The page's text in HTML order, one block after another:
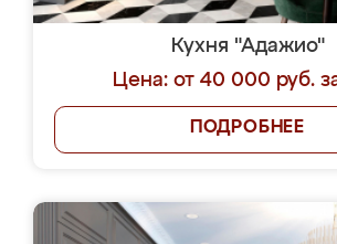
Кухня "Адажио"
Цена: от 40 000 руб.
ПОДРОБНЕЕ